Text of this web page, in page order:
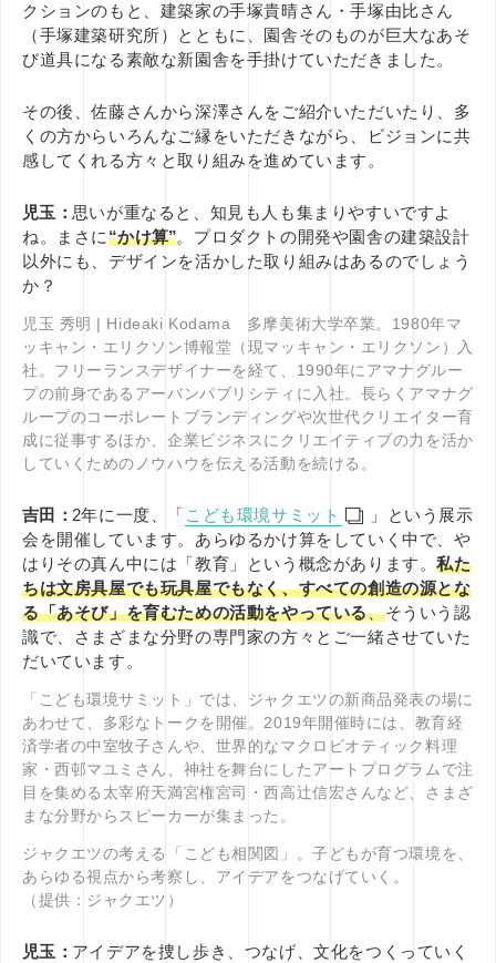
クションのもと、建築家の手塚貴晴さん・手塚由比さん
（手塚建築研究所）とともに、園舎そのものが巨大なあそ
び道具になる素敵な新園舎を手掛けていただきました。
その後、佐藤さんから深澤さんをご紹介いただいたり、多
くの方からいろんなご縁をいただきながら、ビジョンに共
感してくれる方々と取り組みを進めています。
児玉： 思いが重なると、知見も人も集まりやすいですよ
ね。まさに“かけ算”。プロダクトの開発や園舎の建築設計
以外にも、デザインを活かした取り組みはあるのでしょう
か？
児玉 秀明 | Hideaki Kodama 多摩美術大学卒業。1980年マ
ッキャン・エリクソン博報堂（現マッキャン・エリクソン）入
社。フリーランスデザイナーを経て、1990年にアマナグルー
プの前身であるアーバンパブリシティに入社。長らくアマナグ
ループのコーポレートブランディングや次世代クリエイター育
成に従事するほか、企業ビジネスにクリエイティブの力を活か
していくためのノウハウを伝える活動を続ける。
吉田： 2年に一度、「 こども環境サミット
」という展示
会を開催しています。あらゆるかけ算をしていく中で、や
はりその真ん中には「教育」という概念があります。私た
ちは文房具屋でも玩具屋でもなく、すべての創造の源とな
る「あそび」を育むための活動をやっている、そういう認
識で、さまざまな分野の専門家の方々とご一緒させていた
だいています。
「こども環境サミット」では、ジャクエツの新商品発表の場に
あわせて、多彩なトークを開催。2019年開催時には、教育経
済学者の中室牧子さんや、世界的なマクロビオティック料理
家・西邨マユミさん、神社を舞台にしたアートプログラムで注
目を集める太宰府天満宮権宮司・西高辻信宏さんなど、さまざ
まな分野からスピーカーが集まった。
ジャクエツの考える「こども相関図」。子どもが育つ環境を、
あらゆる視点から考察し、アイデアをつなげていく。
（提供：ジャクエツ）
児玉： アイデアを捜し歩き、つなげ、文化をつくっていく